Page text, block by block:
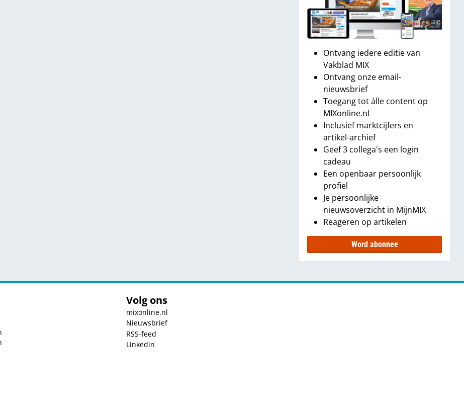
Ontvang iedere editie van
Vakblad MIX
Ontvang onze email-
nieuwsbrief
Toegang tot álle content op
MIXonline.nl
Inclusief marktcijfers en
artikel-archief
Geef 3 collega's een login
cadeau
Een openbaar persoonlijk
profiel
Je persoonlijke
nieuwsoverzicht in MijnMIX
Reageren op artikelen
Word abonnee
Volg ons
mixonline.nl
Nieuwsbrief
RSS-feed
Linkedin